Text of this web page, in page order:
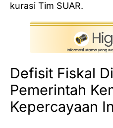
kurasi Tim SUAR.
Defisit Fiskal
Pemerintah
Kepercayaan